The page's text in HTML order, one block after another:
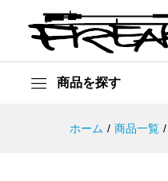
商品を探す
ホーム / 商品一覧 /
中
説明